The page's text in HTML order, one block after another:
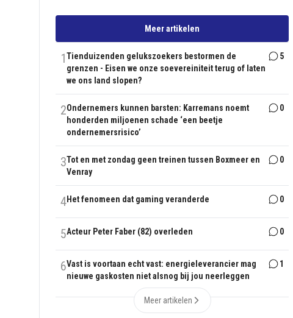
Meer artikelen
1Tienduizenden gelukszoekers bestormen de
grenzen - Eisen we onze soevereiniteit terug of laten
we ons land slopen?
5
2Ondernemers kunnen barsten: Karremans noemt
honderden miljoenen schade ‘een beetje
ondernemersrisico’
0
3Tot en met zondag geen treinen tussen Boxmeer en
Venray
0
4Het fenomeen dat gaming veranderde 0
5Acteur Peter Faber (82) overleden 0
6Vast is voortaan echt vast: energieleverancier mag
nieuwe gaskosten niet alsnog bij jou neerleggen
1
Meer artikelen